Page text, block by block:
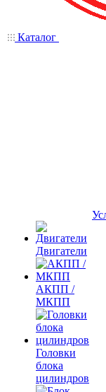
Каталог
Двигатели
АКПП /
МКПП
Головки
блока
цилиндров